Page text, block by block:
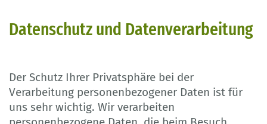
Datenschutz und Datenverarbeitung
Der Schutz Ihrer Privatsphäre bei der
Verarbeitung personenbezogener Daten ist für
uns sehr wichtig. Wir verarbeiten